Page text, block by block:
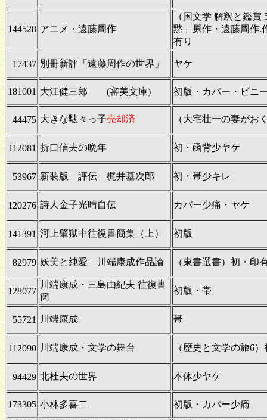
144528 アニメ・遠藤周作
（国文学 解釈と鑑
黙」原作・遠藤周作.
有り
17437 別冊新評「遠藤周作の世界」 ヤケ
181001 大江健三郎 (審美文庫) 初版・カバー・ビニ
44475 大きな駄々っ子売却済 （大宅壮一の妻がお
112081 折口信夫の晩年 初・函背少ヤケ
53967 新装版 評伝 梶井基次郎 初・帯少キレ
120276 詩人金子光晴自伝 カバー少痛・ヤケ
141391 河上肇獄中往復書簡集（上） 初版
82979 妖美と純愛 川端康成作品論 （東書選書）初・印
128077
川端康成・三島由紀夫 往復書
簡
初版・帯
55721 川端康成 帯
112090 川端康成・文学の舞台 （歴史と文学の旅6）
94429 北杜夫の世界 本体少ヤケ
173305 小林多喜二 初版・カバー少痛